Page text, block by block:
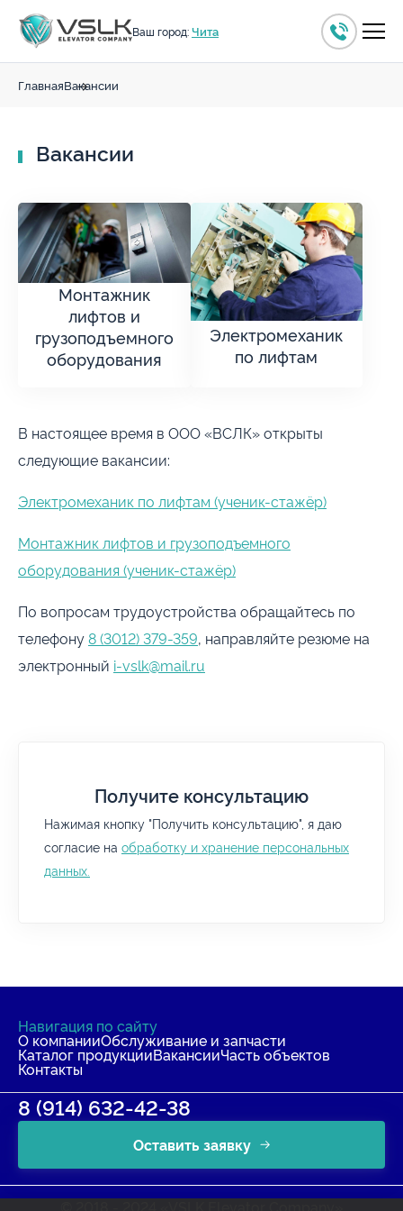
Ваш город:Чита
ГлавнаяВакансии
Вакансии
Монтажник
лифтов и
грузоподъемного
оборудования
Электромеханик
по лифтам
В настоящее время в ООО «ВСЛК» открыты
следующие вакансии:
Электромеханик по лифтам (ученик-стажёр)
Монтажник лифтов и грузоподъемного
оборудования (ученик-стажёр)
По вопросам трудоустройства обращайтесь по
телефону8 (3012) 379-359, направляйте резюме на
электронный i-vslk@mail.ru
Получите консультацию
Нажимая кнопку "Получить консультацию", я даю
согласие на обработку и хранение персональных
данных.
Навигация по сайту
О компанииОбслуживание и запчасти
Каталог продукцииВакансииЧасть объектов
Контакты
8 (914) 632-42-38
Оставить заявку